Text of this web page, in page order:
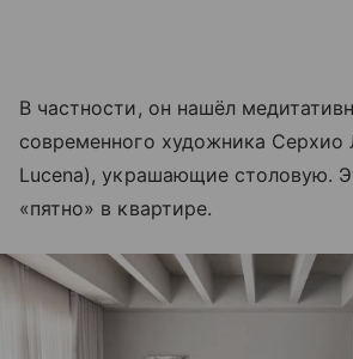
В частности, он нашёл
современного художника Серхио
Lucena), украшающие столовую.
«пятно» в квартире.